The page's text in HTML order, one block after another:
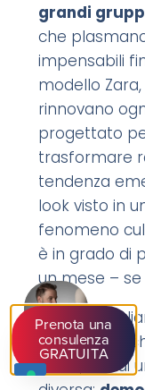
grandi
che
impensabili
modello
rinnovano
progettato
trasformare
tendenza
look visto in
fenomeno
è in grado di
un mese –
Qui non
tradizionale
trend, ma di
Prenota una
consulenza
GRATUITA